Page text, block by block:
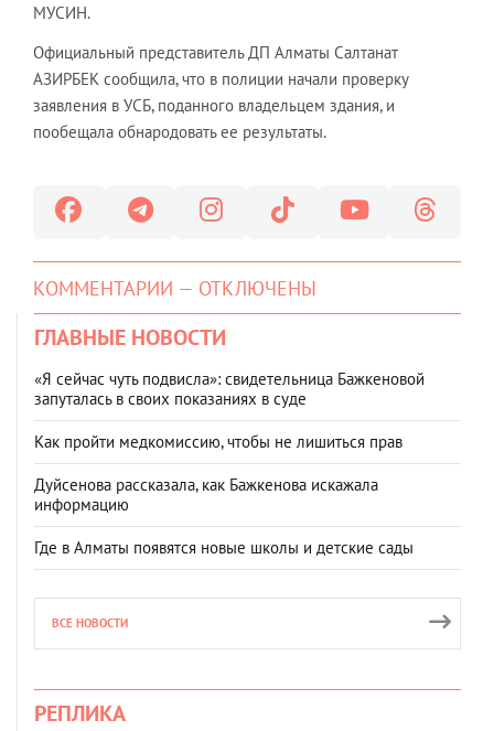
МУСИН.
Официальный представитель ДП Алматы Салтанат
АЗИРБЕК сообщила, что в полиции начали проверку
заявления в УСБ, поданного владельцем здания, и
пообещала обнародовать ее результаты.
КОММЕНТАРИИ — ОТКЛЮЧЕНЫ
ГЛАВНЫЕ НОВОСТИ
«Я сейчас чуть подвисла»: свидетельница Бажкеновой
запуталась в своих показаниях в суде
Как пройти медкомиссию, чтобы не лишиться прав
Дуйсенова рассказала, как Бажкенова искажала
информацию
Где в Алматы появятся новые школы и детские сады
ВСЕ НОВОСТИ
РЕПЛИКА